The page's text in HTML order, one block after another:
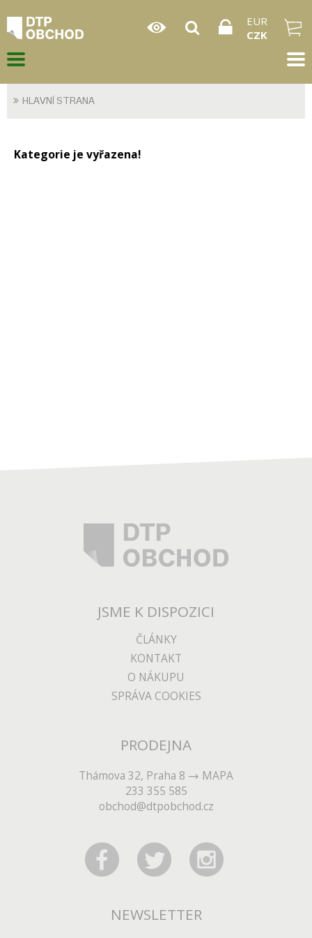
EUR
CZK
HLAVNÍ STRANA
Kategorie je vyřazena!
JSME K DISPOZICI
ČLÁNKY
KONTAKT
O NÁKUPU
SPRÁVA COOKIES
PRODEJNA
Thámova 32, Praha 8
MAPA
233 355 585
obchod@dtpobchod.cz
NEWSLETTER